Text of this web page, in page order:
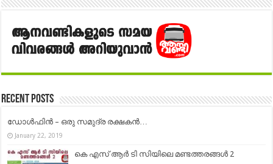
Recent Posts
ഡോള്‍ഫിന്‍ – ഒരു സമുദ്ര രക്ഷകന്‍…
January 22, 2019
കെ എസ് ആർ ടി സിയിലെ മണ്ടത്തരങ്ങൾ 2